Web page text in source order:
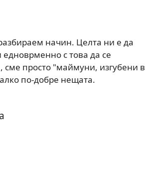
начин. Целта ни е да
с това да се
сме просто "маймуни, изгубени в
по-добре нещата.